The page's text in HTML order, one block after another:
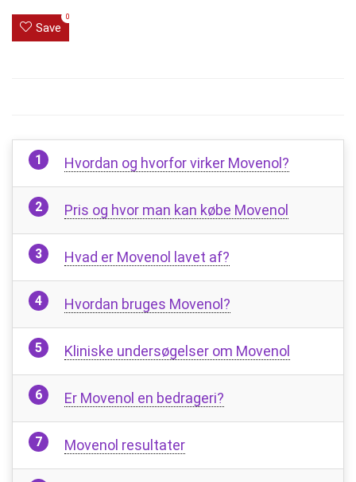
Save
0
Hvordan og hvorfor virker Movenol?
Pris og hvor man kan købe Movenol
Hvad er Movenol lavet af?
Hvordan bruges Movenol?
Kliniske undersøgelser om Movenol
Er Movenol en bedrageri?
Movenol resultater